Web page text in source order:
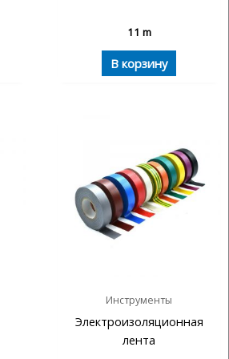
11 m
В корзину
Инструменты
Электроизоляционная
лента